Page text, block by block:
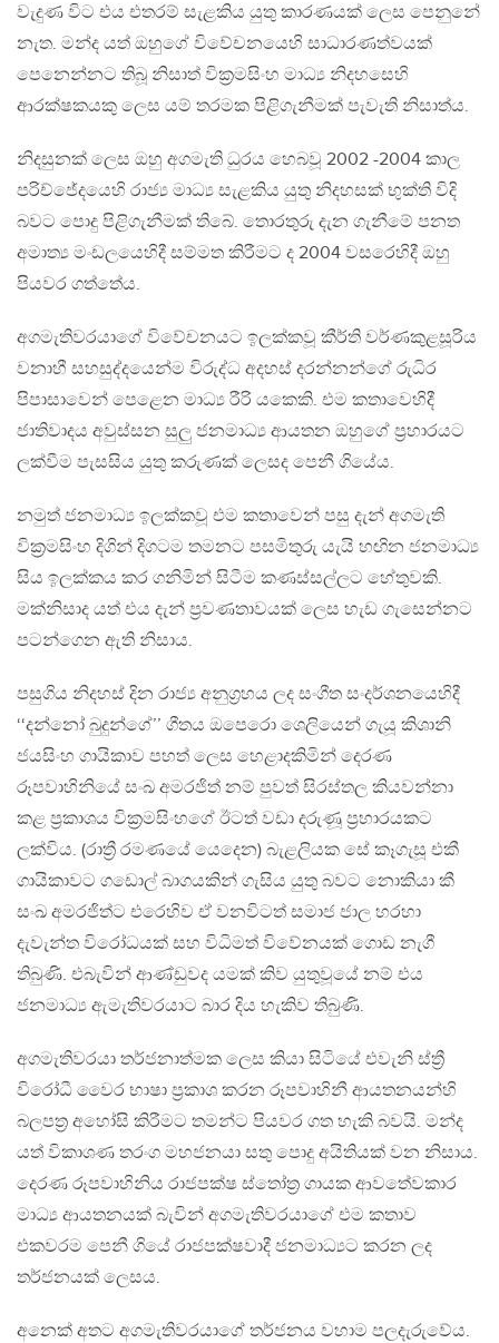
වැදුණ විට එය එතරම් සැළකිය යුතු කාරණයක් ලෙස පෙනුනේ
නැත. මන්ද යත් ඔහුගේ විවේචනයෙහි සාධාරණත්වයක්
පෙනෙන්නට තිබූ නිසාත් වික්‍රමසිංහ මාධ්‍ය නිදහසෙහි
ආරක්ෂකයකු ලෙස යම් තරමක පිළිගැනීමක් පැවැති නිසාත්ය.
නිදසුනක් ලෙස ඔහු අගමැති ධුරය හෙබවූ 2002 -2004 කාල
පරිච්ජේදයෙහි රාජ්‍ය මාධ්‍ය සැළකිය යුතු නිදහසක් භුක්ති විදි
බවට පොදු පිළිගැනීමක් තිබේ. තොරතුරු දැන ගැනීමේ පනත
අමාත්‍ය මංඩලයෙහිදී සම්මත කිරීමට ද 2004 වසරෙහිදී ඔහු
පියවර ගත්තේය.
අගමැතිවරයාගේ විවේචනයට ඉලක්කවූ කීර්ති වර්ණකුළසූරිය
වනාහී සහසුද්දයෙන්ම විරුද්ධ අදහස් දරන්නන්ගේ රුධිර
පිපාසාවෙන් පෙළෙන මාධ්‍ය රීරි යකෙකි. එම කතාවෙහිදී
ජාතිවාදය අවුස්සන සුලු ජනමාධ්‍ය ආයතන ඔහුගේ ප්‍රහාරයට
ලක්වීම පැසසිය යුතු කරුණක් ලෙසද පෙනී ගියේය.
නමුත් ජනමාධ්‍ය ඉලක්කවූ එම කතාවෙන් පසු දැන් අගමැති
වික්‍රමසිංහ දිගින් දිගටම තමනට පසමිතුරු යැයි හඟින ජනමාධ්‍ය
සිය ඉලක්කය කර ගනිමින් සිටීම කණස්සල්ලට හේතුවකි.
මක්නිසාද යත් එය දැන් ප්‍රවණතාවයක් ලෙස හැඩ ගැසෙන්නට
පටන්ගෙන ඇති නිසාය.
පසුගිය නිදහස් දින රාජ්‍ය අනුග්‍රහය ලද සංගීත සංදර්ශනයෙහිදී
‘‘දන්නෝ බුදුන්ගේ’’ ගීතය ඔපෙරො ශෙලියෙන් ගැයූ කිශානි
ජයසිංහ ගායිකාව පහත් ලෙස හෙළාදකිමින් දෙරණ
රූපවාහිනියේ සංඛ අමරජිත් නම් පුවත් සිරස්තල කියවන්නා
කළ ප්‍රකාශය වික්‍රමසිංහගේ ඊටත් වඩා දරුණූ ප්‍රහාරයකට
ලක්විය‍. (රාත්‍රී රමණයේ යෙදෙන) බැළලියක සේ කෑගැසූ එකී
ගායිකාවට ගඩොල් බාගයකින් ගැසිය යුතු බවට නොකියා කී
සංඛ අමරජිත්ට එරෙහිව ඒ වනවිටත් සමාජ ජාල හරහා
දැවැන්ත විරෝධයක් සහ විධිමත් විවේනයක් ගොඩ නැගී
තිබුණි. එබැවින් ආණ්ඩුවද යමක් කිව යුතුවූයේ නම් එය
ජනමාධ්‍ය ඇමැතිවරයාට බාර දිය හැකිව තිබුණි.
අගමැතිවරයා තර්ජනාත්මක ලෙස කියා සිටියේ එවැනි ස්ත්‍රී
විරෝධී වෛර භාෂා ප්‍රකාශ කරන රූපවාහිනී ආයතනයන්හි
බලපත්‍ර අහෝසි කිරීමට තමන්ට පියවර ගත හැකි බවයි. මන්ද
යත් විකාශණ තරංග මහජනයා සතු පොදු අයිතියක් වන නිසාය.
දෙරණ රූපවාහිනිය රාජපක්ෂ ස්තෝත්‍ර ගායක ආවතේවකාර
මාධ්‍ය ආයතනයක් බැවින් අගමැතිවරයාගේ එම කතාව
එකවරම පෙනී ගියේ රාජපක්ෂවාදී ජනමාධ්‍යට කරන ලද
තර්ජනයක් ලෙසය.
අනෙක් අතට අගමැතිවරයාගේ තර්ජනය වහාම පලදැරුවේය.